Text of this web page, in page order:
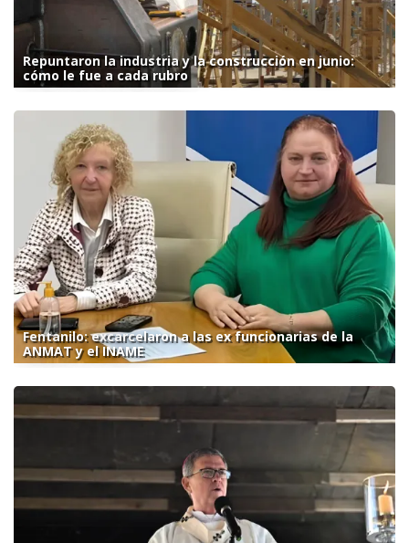
Repuntaron la industria y la construcción en junio:
cómo le fue a cada rubro
Fentanilo: excarcelaron a las ex funcionarias de la
ANMAT y el INAME